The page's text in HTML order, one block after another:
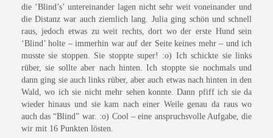
die ‘Blind’s’ untereinander lagen nicht sehr weit voneinander und
die Distanz war auch ziemlich lang. Julia ging schön und schnell
raus, jedoch etwas zu weit rechts, dort wo der erste Hund sein
‘Blind’ holte – immerhin war auf der Seite keines mehr – und ich
musste sie stoppen. Sie stoppte super! :o) Ich schickte sie links
rüber, sie sollte aber nach hinten. Ich stoppte sie nochmals und
dann ging sie auch links rüber, aber auch etwas nach hinten in den
Wald, wo ich sie nicht mehr sehen konnte. Dann pfiff ich sie da
wieder hinaus und sie kam nach einer Weile genau da raus wo
auch das “Blind” war. :o) Cool – eine anspruchsvolle Aufgabe, die
wir mit 16 Punkten lösten.